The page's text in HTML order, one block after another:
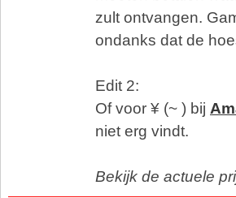
zult ontvangen.
ondanks dat de
Edit 2:
Of voor ¥ (~ ) bij
niet erg vindt.
Bekijk de actuele